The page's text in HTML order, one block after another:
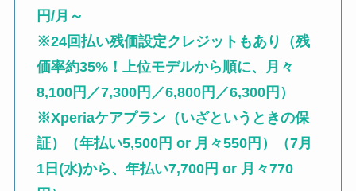
円/月～
※24回払い残価設定クレジットもあり（残
価率約35%！上位モデルから順に、月々
8,100円／7,300円／6,800円／6,300円）
※Xperiaケアプラン（いざというときの保
証）（年払い5,500円 or 月々550円）（7月
1日(水)から、年払い7,700円 or 月々770